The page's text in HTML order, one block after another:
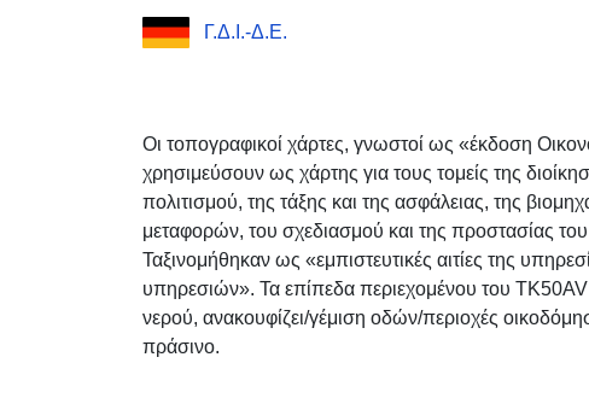
Γ.Δ.Ι.-Δ.Ε.
Οι τοπογραφικοί χάρτες, γνωστοί ως «έκδοση
χρησιμεύσουν ως χάρτης για τους τομείς της
πολιτισμού, της τάξης και της ασφάλειας, της
μεταφορών, του σχεδιασμού και της προστασίας
Ταξινομήθηκαν ως «εμπιστευτικές αιτίες της
υπηρεσιών». Τα επίπεδα περιεχομένου του
νερού, ανακουφίζει/γέμιση οδών/περιοχές
πράσινο.